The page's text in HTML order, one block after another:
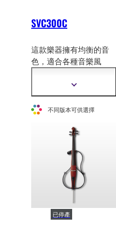
SVC300C
這款樂器擁有均衡的音
色，適合各種音樂風
無論是居家錄音還是舞
台演出，都能展現出色
的音樂表現力。
顯
示
多
訊
不同版本可供選擇
已停產